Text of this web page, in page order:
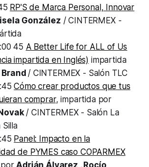
RP'S de Marca Personal, Innovar
González / CINTERMEX -
45 A Better Life for ALL of Us
impartida en Inglés) impartida
/ CINTERMEX - Salón TLC
Cómo crear productos que tus
comprar, impartida por
/ CINTERMEX - Salón La
Silla
Panel: Impacto en la
de PYMES caso COPARMEX